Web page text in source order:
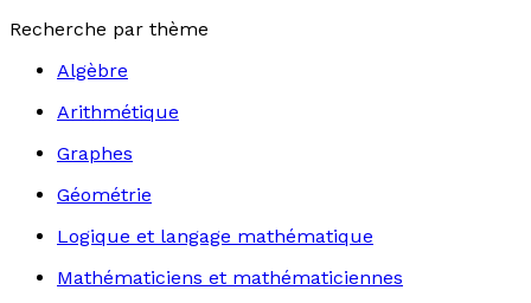
Recherche par thème
Algèbre
Arithmétique
Graphes
Géométrie
Logique et langage mathématique
Mathématiciens et mathématiciennes